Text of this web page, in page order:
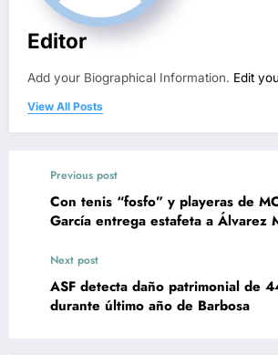
Editor
Add your Biographical Information. Edit
View All Posts
Previous post
Con tenis “fosfo” y playeras de
García entrega estafeta a Álvarez
Next post
ASF detecta daño patrimonial de
durante último año de Barbosa